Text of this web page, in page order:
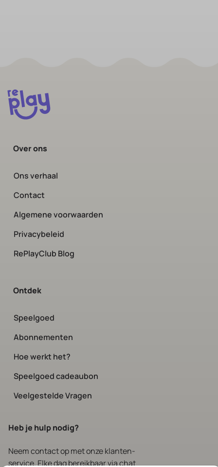
Over ons
Ons verhaal
Contact
Algemene voorwaarden
Privacybeleid
RePlayClub Blog
Ontdek
Speelgoed
Abonnementen
Hoe werkt het?
Speelgoed cadeaubon
Veelgestelde Vragen
Heb je hulp nodig?
Neem contact opmet onze klanten-
service. Elke dag bereikbaar via chat